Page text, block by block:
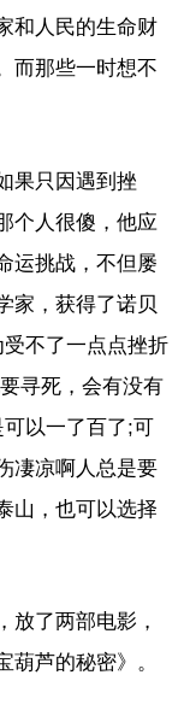
和人民的生命财
而那些一时想不
果只因遇到挫
个人很傻，他应
运挑战，不但屡
家，获得了诺贝
不了一点点挫折
寻死，会有没有
以一了百了;可
凄凉啊人总是要
山，也可以选择
放了两部电影，
葫芦的秘密》。